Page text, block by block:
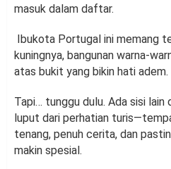
masuk dalam daftar.
Ibukota Portugal ini memang
kuningnya, bangunan warna-
atas bukit yang bikin hati adem.
Tapi… tunggu dulu. Ada sisi lain
luput dari perhatian
tenang, penuh cerita, dan
makin spesial.